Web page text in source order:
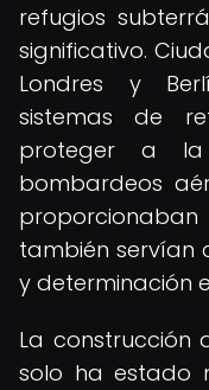
refugios
significativo.
Londres y
sistemas de
proteger a
bombardeos
también servían
y determinación
La construcción
solo ha estado